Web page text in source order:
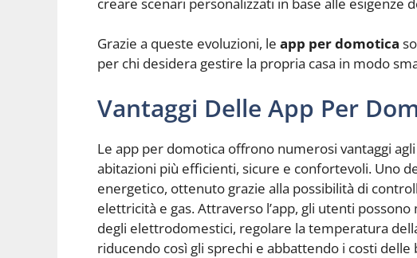
Grazie a queste evoluzioni, le app per domotica
per chi desidera gestire la propria casa in modo
Vantaggi Delle App Per
Le app per domotica offrono numerosi vantaggi
abitazioni più efficienti, sicure e confortevoli. Uno
energetico, ottenuto grazie alla possibilità di
elettricità e gas. Attraverso l’app, gli utenti
degli elettrodomestici, regolare la temperatura
riducendo così gli sprechi e abbattendo i costi delle